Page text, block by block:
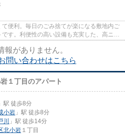
便利。毎日のごみ捨てが楽になる敷地内ご
す。利便性の高い設備も充実した、高ニー
報がありません。
問い合わせはこちら
１丁目のアパート
」駅 徒歩8分
小岩 」駅 徒歩8分
川
」駅 徒歩14分
北小岩 １丁目